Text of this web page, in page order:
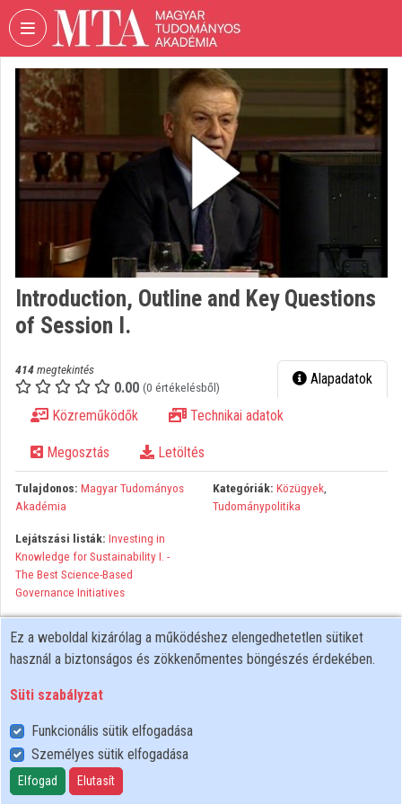
Fejléc kihagyása Menü kihagyása Tartalom kihagyása
VIDEO
MAGYAR
TUDOMÁNYOS
AKADÉMIA
Intézményi kezdőlap
Bejelentkezés
Kategóriák
Intézményi listák
Introduction, Outline and Key Questions
of Session I.
414megtekintés
0.00 (0 értékelésből) Alapadatok
Közreműködők Technikai adatok
Megosztás Letöltés
Tulajdonos: Magyar Tudományos
Akadémia
Kategóriák: Közügyek,
Tudománypolitika
Lejátszási listák: Investing in
Knowledge for Sustainability I. -
The Best Science-Based
Governance Initiatives
Intézet. A hálózaton való újrapublikálás és kereskedelmi
forgalomba hozatal szigorúan tilos! Egyéb célú felhasználás a
jogtulajdonos(ok) engedélyéhez kötött.
Felhasználói szabályzat
Adatkezelési tájékoztató
Süti szabályzat
Ez a weboldal kizárólag a működéshez elengedhetetlen sütiket
használ a biztonságos és zökkenőmentes böngészés érdekében.
Süti szabályzat
Funkcionális sütik elfogadása
Személyes sütik elfogadása
Elfogad Elutasít